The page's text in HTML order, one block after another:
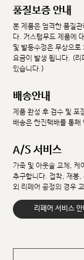
품질보증 안내
본 제품은 엄격한 품질
다. 커스텀무드 제품에
및 발등수정은 무상으
요금이 발생 됩니다. (리
있습니다.)
배송안내
제품 완성 후 검수 및 포
배송은 한진택배를 통해
A/S 서비스
가죽 및 아웃솔 교체, 케
추구합니다. 접착, 재봉,
외 리페어 공정의 경우
리페어 서비스 안